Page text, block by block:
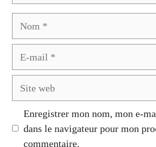
Enregistrer mon nom, mon e-
dans le navigateur pour mon
commentaire.